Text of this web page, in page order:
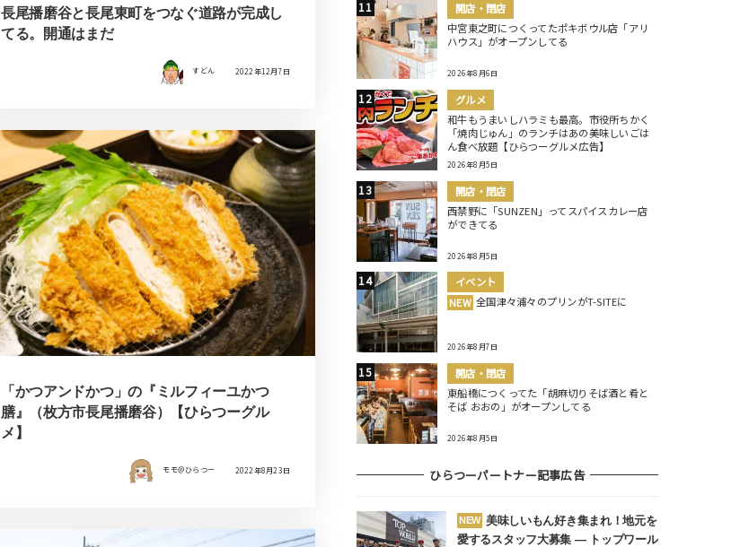
長尾播磨谷と長尾東町をつなぐ道路が完成し
てる。開通はまだ
すどん 2022年12月7日
「かつアンドかつ」の『ミルフィーユかつ
膳』（枚方市長尾播磨谷）【ひらつーグル
メ】
モモ＠ひらつー 2022年8月23日
開店・閉店
中宮東之町につくってたポキボウル店「アリ
ハウス」がオープンしてる
2026年8月6日
グルメ
和牛もうまいしハラミも最高。市役所ちかく
「焼肉じゅん」のランチはあの美味しいごは
ん食べ放題【ひらつーグルメ広告】
2026年8月5日
開店・閉店
西禁野に「SUNZEN」ってスパイスカレー店
ができてる
2026年8月5日
イベント
NEW 全国津々浦々のプリンがT-SITEに
2026年8月7日
開店・閉店
東船橋につくってた「胡麻切りそば酒と肴と
そば おおの」がオープンしてる
2026年8月5日
ひらつーパートナー記事広告
NEW 美味しいもん好き集まれ！地元を
愛するスタッフ大募集 ― トップワール